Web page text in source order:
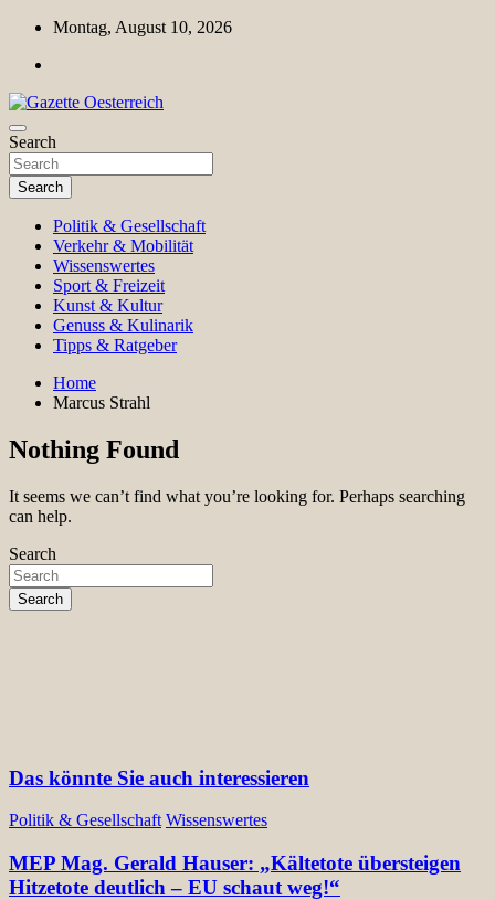
Skip
content
Montag, August 10, 2026
Gazette Oesterreich
Magazin für Freizeit, Politik, Kultur & Wissenschaft
Search
Search
Politik & Gesellschaft
Verkehr & Mobilität
Wissenswertes
Sport & Freizeit
Kunst & Kultur
Genuss & Kulinarik
Tipps & Ratgeber
Home
Marcus Strahl
Nothing Found
It seems we can’t find what you’re looking for. Perhaps searching
can help.
Search
Search
Das könnte Sie auch interessieren
Politik & Gesellschaft Wissenswertes
MEP Mag. Gerald Hauser: „Kältetote übersteigen
Hitzetote deutlich – EU schaut weg!“